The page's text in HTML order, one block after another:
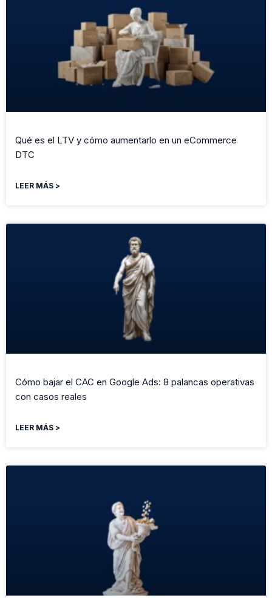
Qué es el LTV y cómo aumentarlo en un eCommerce
DTC
LEER MÁS >
Cómo bajar el CAC en Google Ads: 8 palancas operativas
con casos reales
LEER MÁS >